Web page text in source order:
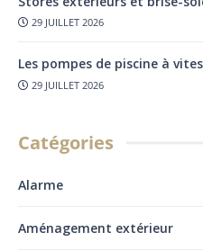
29 JUILLET 2026
Les pompes de piscine à
29 JUILLET 2026
Catégories
Alarme
Aménagement extérieur